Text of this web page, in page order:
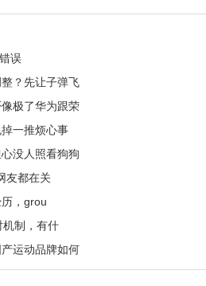
误
？先让子弹飞
极了华为跟荣
一推烦心事
没人照看狗狗
友都在关
，grou
制，有什
运动品牌如何